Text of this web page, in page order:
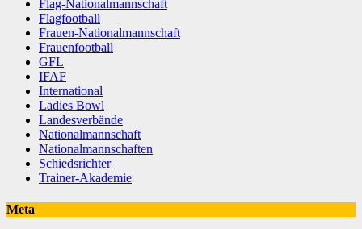
Flag-Nationalmannschaft
Flagfootball
Frauen-Nationalmannschaft
Frauenfootball
GFL
IFAF
International
Ladies Bowl
Landesverbände
Nationalmannschaft
Nationalmannschaften
Schiedsrichter
Trainer-Akademie
Meta